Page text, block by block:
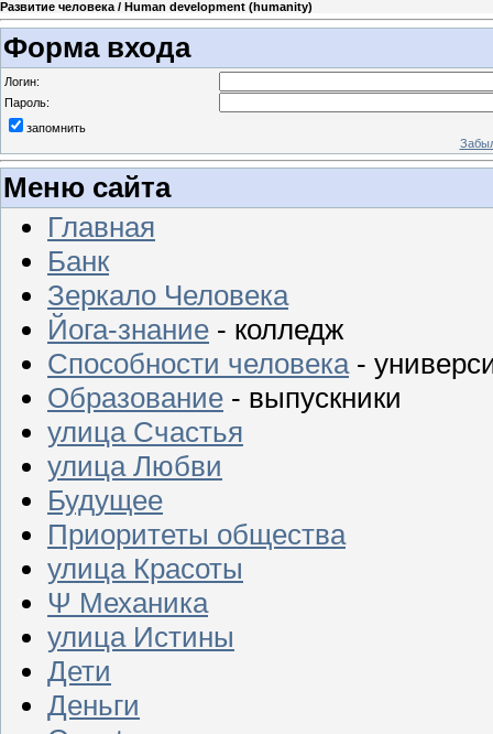
Развитие человека / Human development (humanity)
Форма входа
Логин:
Пароль:
запомнить
Меню сайта
Главная
Банк
Зеркало Человека
Йога-знание - колледж
Способности человека-
Образование - выпускники
улица Счастья
улица Любви
Будущее
Приоритеты общества
улица Красоты
Ψ Механика
улица Истины
Дети
Деньги